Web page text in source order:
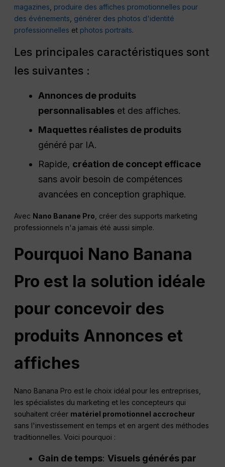
magazines produire des affiches promotionnelles pour
des événements générer des photos d'identité
professionnelles et photos portraits.
Les principales caractéristiques sont
les suivantes :
Annonces de produits
personnalisables et des affiches.
Maquettes réalistes de produits
généré par IA.
Rapide, création de concept efficace
sans avoir besoin de compétences
avancées en conception graphique.
Avec Nano Banane Pro , créer des supports marketing
professionnels n'a jamais été aussi simple.
Pourquoi Nano Banana
Pro est la solution idéale
pour concevoir des
produits Annonces et
affiches
Nano Banana Pro est le choix idéal pour les entreprises,
les spécialistes du marketing et les concepteurs qui
souhaitent créer matériel promotionnel accrocheur
sans l'investissement en temps et en argent des méthodes
traditionnelles. Voici pourquoi :
Gain de temps:Visuels générés par